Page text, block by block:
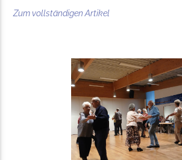
Zum vollständigen Artikel